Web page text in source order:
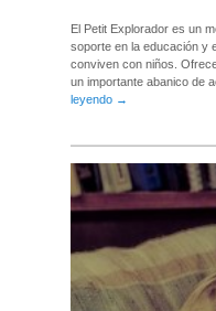
El Petit Explorador es un
soporte en la educación y
conviven con niños.
un importante abanico de
leyendo →